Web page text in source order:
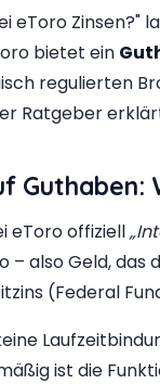
eToro
bietet ein
regulierten
Ratgeber
eToro offiziell
also Geld, das
(Federal
ist die